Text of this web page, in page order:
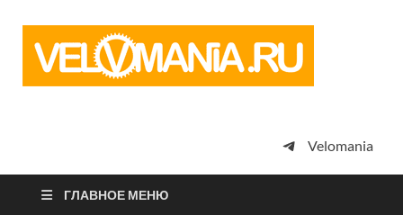
просто
Velomania
ГЛАВНОЕ МЕНЮ